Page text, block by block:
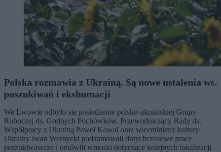
Polska rozmawia z Ukrainą. Są nowe ustalenia ws.
poszukiwań i ekshumacji
We Lwowie odbyło się posiedzenie polsko-ukraińskiej Grupy
Roboczej ds. Godnych Pochówków. Przewodniczący Rady ds.
Współpracy z Ukrainą Paweł Kowal oraz wiceminister kultury
Ukrainy Iwan Werbycki podsumowali dotychczasowe prace
poszukiwawcze i omówili wnioski dotyczące kolejnych lokalizacji.